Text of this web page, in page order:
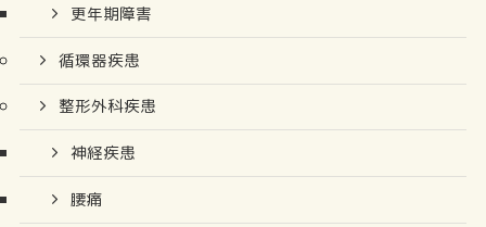
更年期障害
循環器疾患
整形外科疾患
神経疾患
腰痛